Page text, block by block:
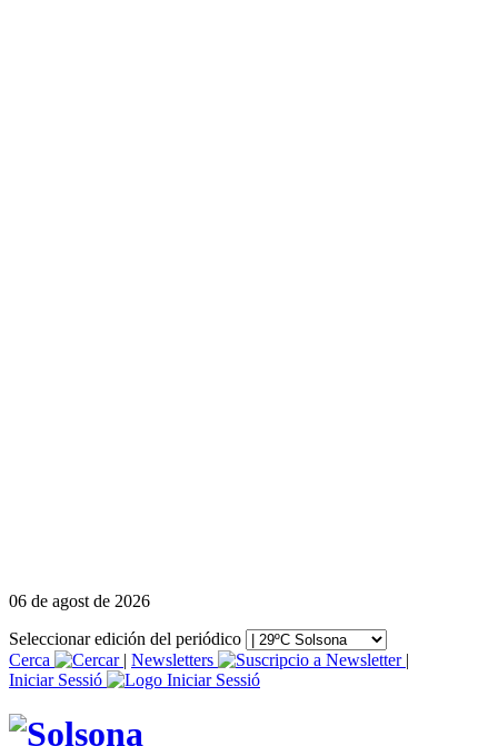
06 de agost de 2026
Seleccionar edición del periódico
Cerca
| Newsletters
|
Iniciar Sessió